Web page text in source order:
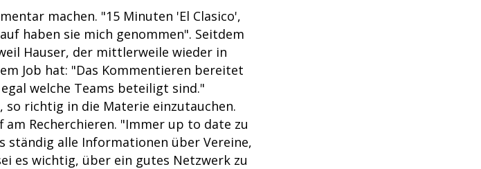
machen. "15 Minuten 'El Clasico',
haben sie mich genommen". Seitdem
Hauser, der mittlerweile wieder in
Job hat: "Das Kommentieren bereitet
welche Teams beteiligt sind."
so richtig in die Materie einzutauchen.
Recherchieren. "Immer up to date zu
ständig alle Informationen über Vereine,
es wichtig, über ein gutes Netzwerk zu